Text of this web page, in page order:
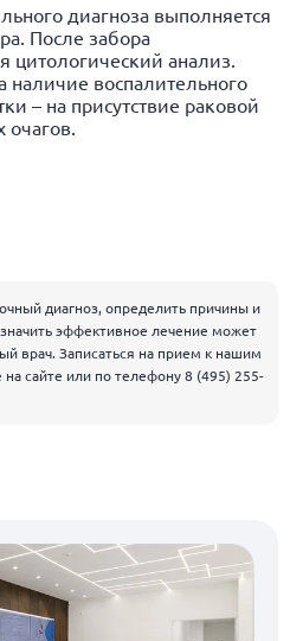
диагноза выполняется
После забора
цитологический анализ.
воспалительного
– на присутствие раковой
очагов.
диагноз, определить причины и
эффективное лечение может
врач. Записаться на прием к нашим
сайте или по телефону8 (495) 255-